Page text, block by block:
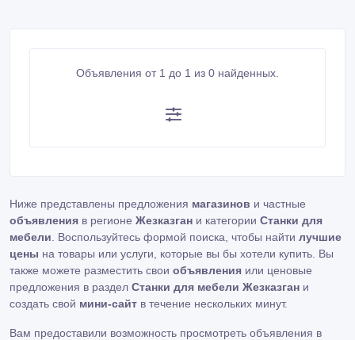
Объявления от 1 до 1 из 0 найденных.
Ниже представлены предложения магазинов и частные
объявления в регионе Жезказган и категории Станки для
мебели . Воспользуйтесь формой поиска, чтобы найти лучшие
цены на товары или услуги, которые вы бы хотели купить. Вы
также можете разместить свои объявления или ценовые
предложения в раздел Станки для мебели Жезказган и
создать свой мини-сайт в течение нескольких минут.
Вам предоставили возможность просмотреть объявления в